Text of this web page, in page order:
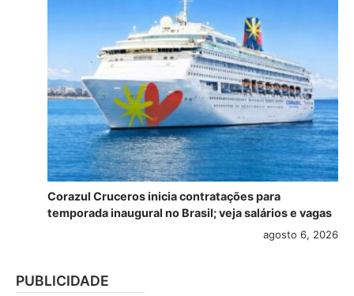
Corazul Cruceros inicia contratações para
temporada inaugural no Brasil; veja salários e vagas
agosto 6, 2026
PUBLICIDADE